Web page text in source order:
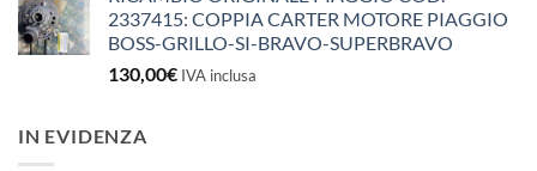
2337415: COPPIA CARTER MOTORE PIAGGIO
BOSS-GRILLO-SI-BRAVO-SUPERBRAVO
130,00€ IVA inclusa
IN EVIDENZA